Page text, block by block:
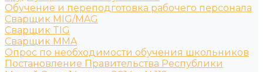
Обучение и переподготовка рабочего персонала
Сварщик MIG/MAG
Сварщик TIG
Сварщик MMA
Опрос по необходимости обучения школьников
Постановление Правительства Республики